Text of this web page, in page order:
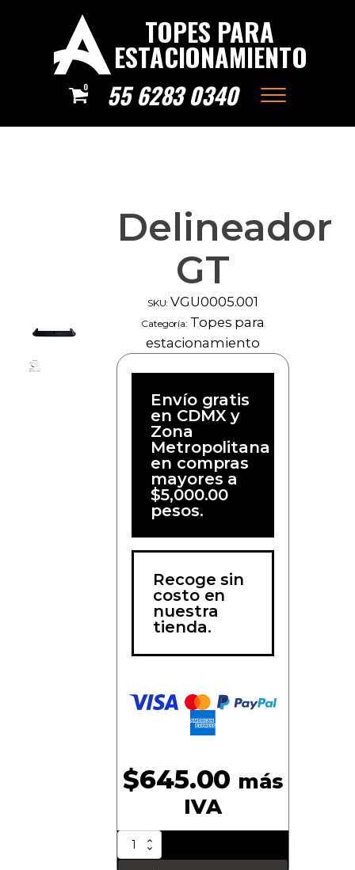
TOPES PARA
ESTACIONAMIENTO
0 55 6283 0340
Delineador
GT
SKU: VGU0005.001
Categoría: Topes para
estacionamiento
Envío gratis
en CDMX y
Zona
Metropolitana
en compras
mayores a
$5,000.00
pesos.
Recoge sin
costo en
nuestra
tienda.
$645.00 más
IVA
Delineador
GT